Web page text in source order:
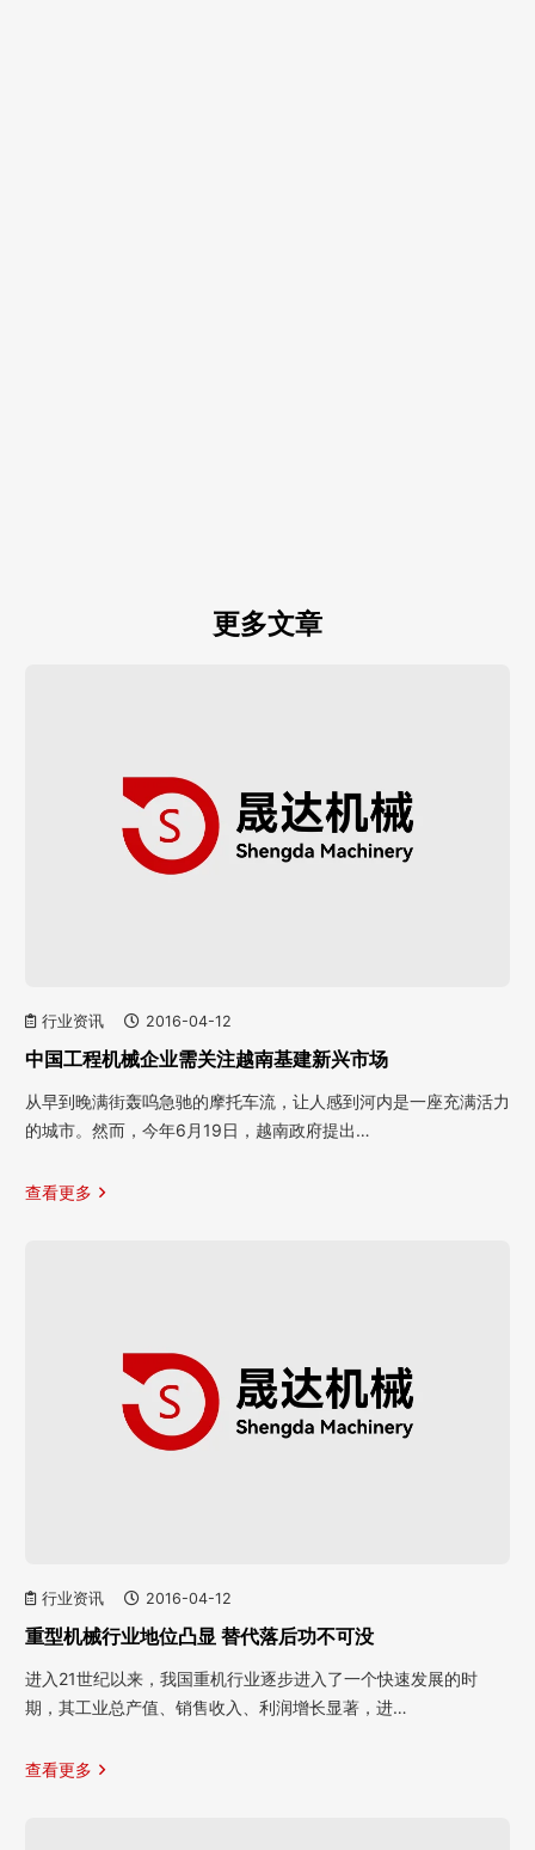
更多文章
行业资讯 2016-04-12
中国工程机械企业需关注越南基建新兴市场
从早到晚满街轰呜急驰的摩托车流，让人感到河内是一座充满活力
的城市。然而，今年6月19日，越南政府提出…
查看更多
行业资讯 2016-04-12
重型机械行业地位凸显 替代落后功不可没
进入21世纪以来，我国重机行业逐步进入了一个快速发展的时
期，其工业总产值、销售收入、利润增长显著，进…
查看更多